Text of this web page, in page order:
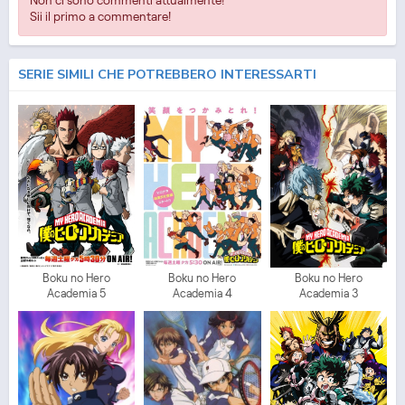
Sii il primo a commentare!
SERIE SIMILI CHE POTREBBERO INTERESSARTI
Boku no Hero
Academia 5
Boku no Hero
Academia 4
Boku no Hero
Academia 3